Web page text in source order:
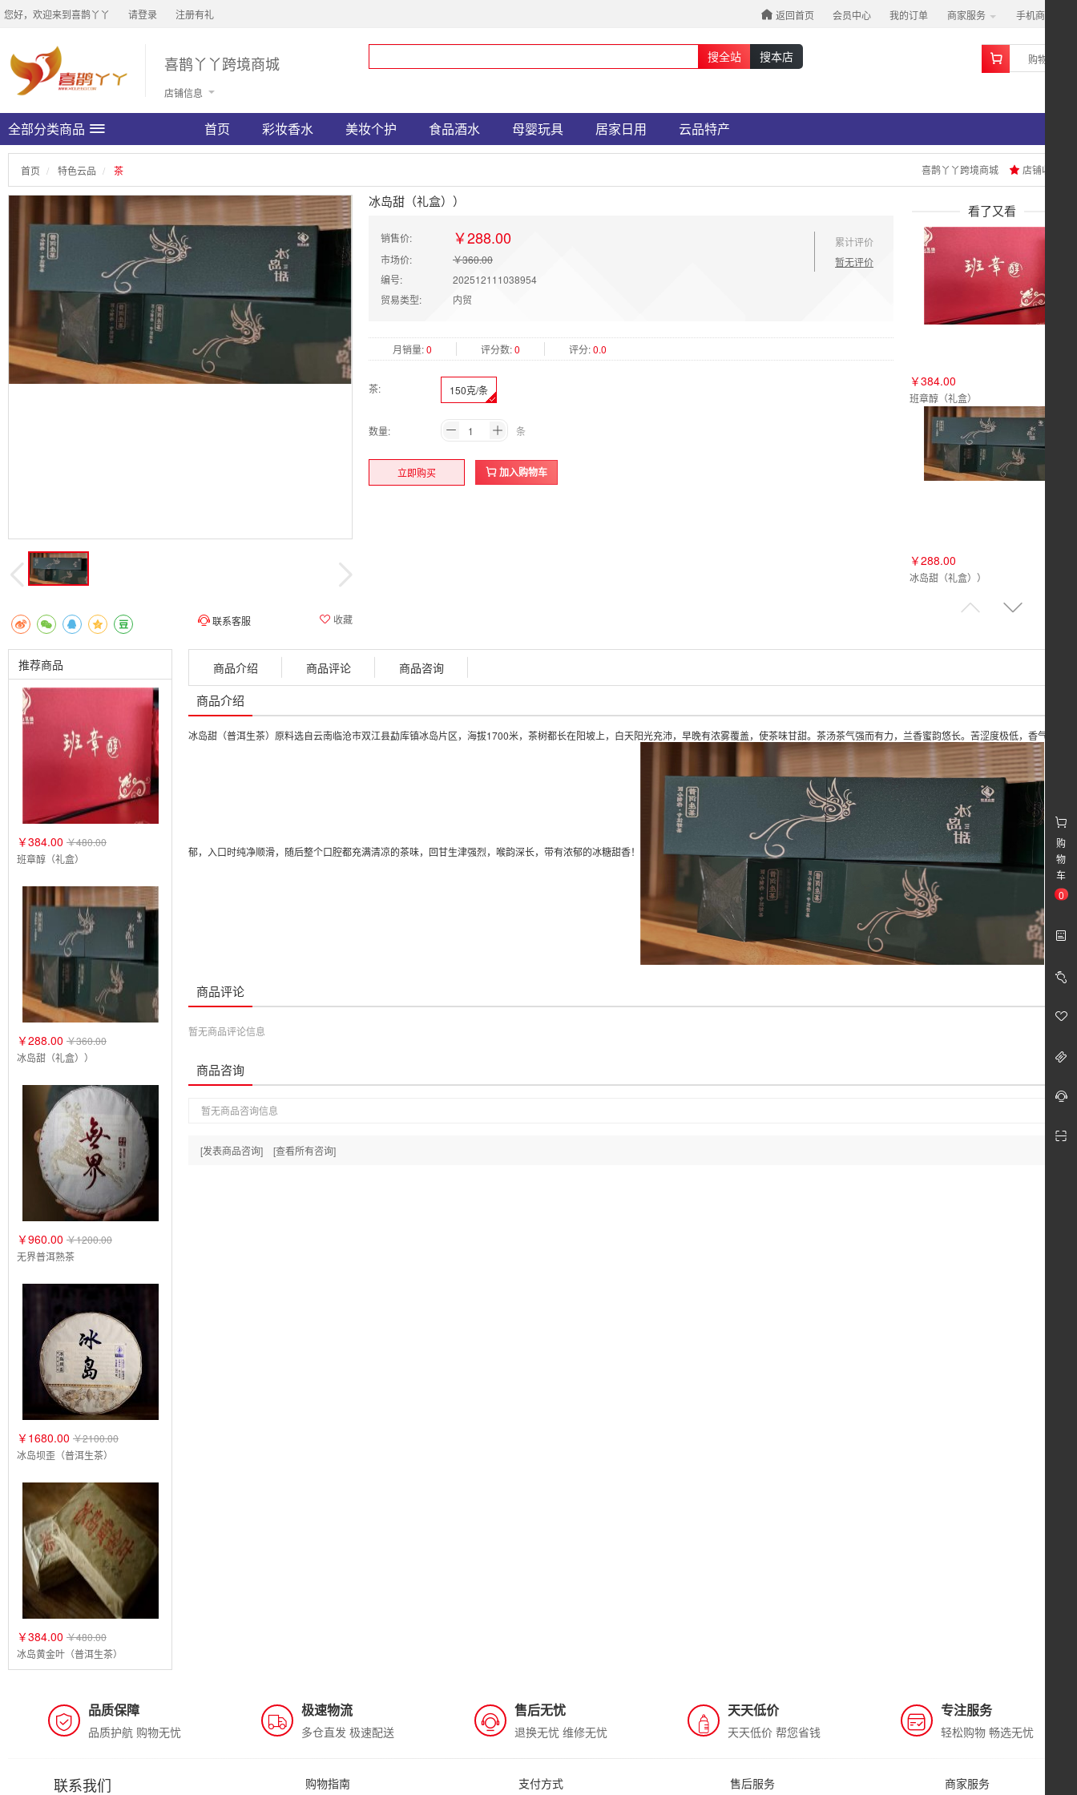
您好，欢迎来到喜鹊丫丫 请登录 注册有礼 返回首页 会员中心 我的订单 商家服务 手机商城
喜鹊丫丫跨境商城
店铺信息
搜全站 搜本店 购物车
全部分类商品 首页 彩妆香水 美妆个护 食品酒水 母婴玩具 居家日用 云品特产
购
物
车
0
首页 特色云品 茶 喜鹊丫丫跨境商城 店铺收藏
联系客服 收藏
冰岛甜（礼盒））
销售价: ￥288.00
市场价:
￥360.00
编号:
202512111038954
贸易类型:
内贸
累计评价
暂无评价
月销量:0 评分数:0 评分:0.0
茶: 150克/条
数量: 条
立即购买 加入购物车
看了又看
￥384.00
班章醇（礼盒）
￥288.00
冰岛甜（礼盒））
￥960.00
无界普洱熟茶
￥1680.00
推荐商品
￥384.00 ￥480.00
班章醇（礼盒）
￥288.00 ￥360.00
冰岛甜（礼盒））
￥960.00 ￥1200.00
无界普洱熟茶
￥1680.00 ￥2100.00
冰岛坝歪（普洱生茶）
￥384.00 ￥480.00
冰岛黄金叶（普洱生茶）
商品介绍 商品评论 商品咨询
商品介绍
冰岛甜（普洱生茶）原料选自云南临沧市双江县勐库镇冰岛片区，海拔1700米，茶树都长在阳坡上，白天阳光充沛，早晚有浓雾覆盖，使茶味甘甜。茶汤茶气强而有力，兰香蜜韵悠长。苦涩度极低，香气浓
郁，入口时纯净顺滑，随后整个口腔都充满清凉的茶味，回甘生津强烈，喉韵深长，带有浓郁的冰糖甜香！
商品评论
暂无商品评论信息
商品咨询
暂无商品咨询信息
[发表商品咨询] [查看所有咨询]
品质保障
品质护航 购物无忧
极速物流
多仓直发 极速配送
售后无忧
退换无忧 维修无忧
天天低价
天天低价 帮您省钱
专注服务
轻松购物 畅选无忧
联系我们 购物指南 支付方式 售后服务 商家服务